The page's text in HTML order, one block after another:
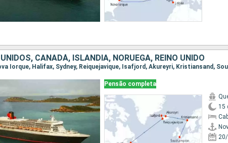
CANADÁ, ISLÂNDIA, NORUEGA, REINO UNIDO
Iorque, Halifax, Sydney, Reiquejavique, Isafjord, Akureyri, Kristiansand,
Pensão completa
15